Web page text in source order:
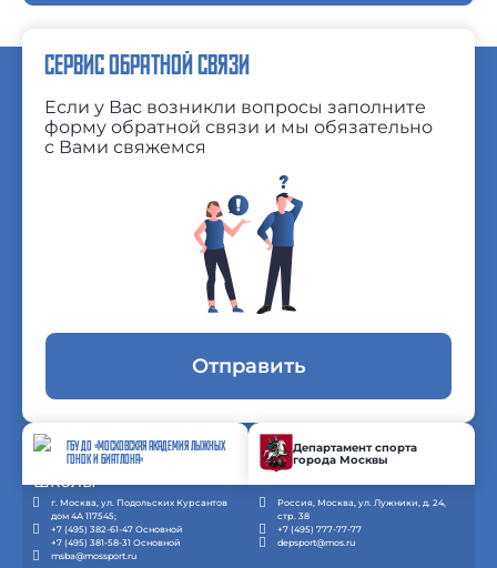
СЕРВИС ОБРАТНОЙ СВЯЗИ
Если у Вас возникли вопросы заполните
форму обратной связи и мы обязательно
с Вами свяжемся
Отправить
ГБУ ДО «МОСКОВСКАЯ АКАДЕМИЯ ЛЫЖНЫХ
ГОНОК И БИАТЛОНА»
г. Москва, ул. Подольских Курсантов
дом 4А 117545;
+7 (495) 382-61-47 Основной
+7 (495) 381-58-31 Основной
msba@mossport.ru
Департамент спорта
города Москвы
Россия, Москва, ул. Лужники, д. 24,
стр. 38
+7 (495) 777-77-77
depsport@mos.ru